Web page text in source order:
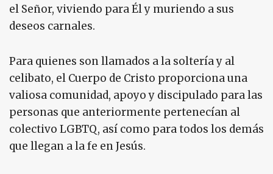
el Señor, viviendo para Él y muriendo a sus
deseos carnales.
Para quienes son llamados a la soltería y al
celibato, el Cuerpo de Cristo proporciona una
valiosa comunidad, apoyo y discipulado para las
personas que anteriormente pertenecían al
colectivo LGBTQ, así como para todos los demás
que llegan a la fe en Jesús.